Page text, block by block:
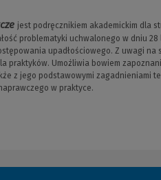
jest podręcznikiem akademickim dla
problematyki uchwalonego w dniu
upadłościowego. Z uwagi na
praktyków. Umożliwia bowiem
z jego podstawowymi zagadnieniami
w praktyce.